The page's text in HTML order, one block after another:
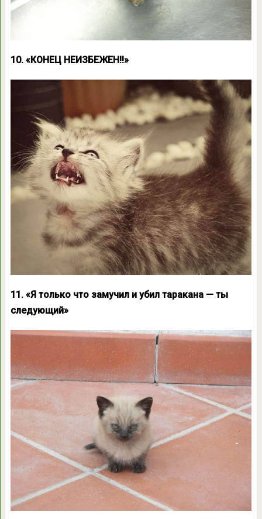
10. «КОНЕЦ НЕИЗБЕЖЕН!!»
11. «Я только что замучил и убил таракана — ты
следующий»